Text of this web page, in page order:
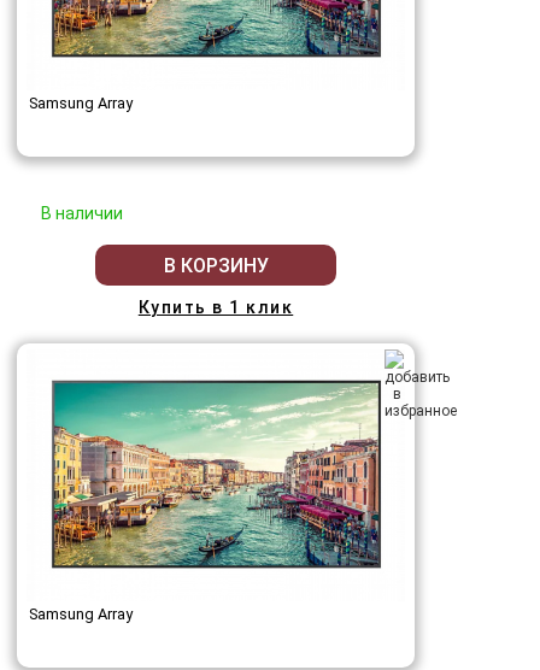
Samsung Array
В наличии
В КОРЗИНУ
Купить в 1 клик
Samsung Array